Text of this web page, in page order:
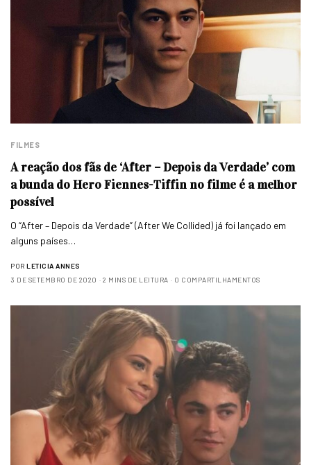
FILMES
A reação dos fãs de ‘After – Depois da Verdade’ com
a bunda do Hero Fiennes-Tiffin no filme é a melhor
possível
O “After – Depois da Verdade” (After We Collided) já foi lançado em
alguns países…
POR LETICIA ANNES
3 DE SETEMBRO DE 2020
2 MINS DE LEITURA 0 COMPARTILHAMENTOS